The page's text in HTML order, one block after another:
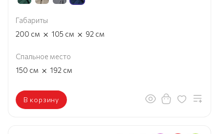
Габариты
200 см × 105 см × 92 см
Спальное место
150 см × 192 см
В корзину